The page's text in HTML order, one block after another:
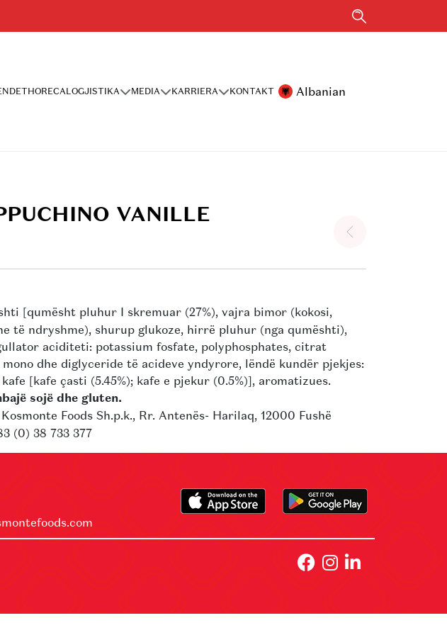
HORECALOGJISTIKA MEDIA KARRIERA KONTAKT Albanian
VANILLE
[qumësht pluhur I skremuar (27%), vajra bimor (kokosi,
të ndryshme), shurup glukoze, hirrë pluhur (nga qumështi),
aciditeti: potassium fosfate, polyphosphates, citrat
dhe diglyceride të acideve yndyrore, lëndë kundër pjekjes:
[kafe çasti (5.45%); kafe e pjekur (0.5%)], aromatizues.
sojë dhe gluten.
Foods Sh.p.k., Rr. Antenës- Harilaq, 12000 Fushë
(0) 38 733 377